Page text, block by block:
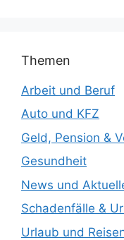
Themen
Arbeit und Beruf
Auto und KFZ
Geld, Pension &
Gesundheit
News und
Schadenfälle &
Urlaub und